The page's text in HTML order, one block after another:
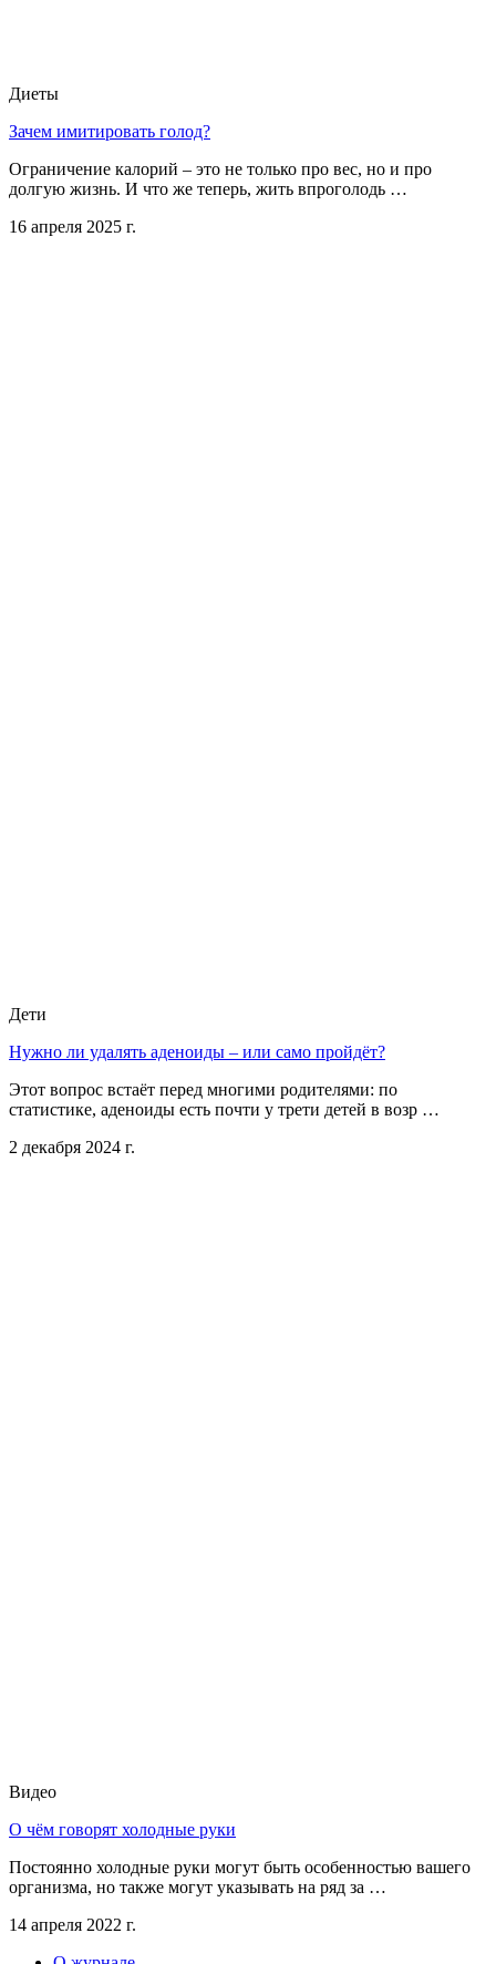
Диеты
Зачем имитировать голод?
Ограничение калорий – это не только про вес, но и про
долгую жизнь. И что же теперь, жить впроголодь …
16 апреля 2025 г.
Дети
Нужно ли удалять аденоиды – или само пройдёт?
Этот вопрос встаёт перед многими родителями: по
статистике, аденоиды есть почти у трети детей в возр …
2 декабря 2024 г.
Видео
О чём говорят холодные руки
Постоянно холодные руки могут быть особенностью вашего
организма, но также могут указывать на ряд за …
14 апреля 2022 г.